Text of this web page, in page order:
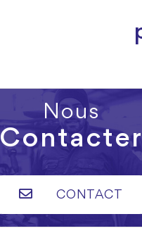
Nous
Contacter
CONTACT